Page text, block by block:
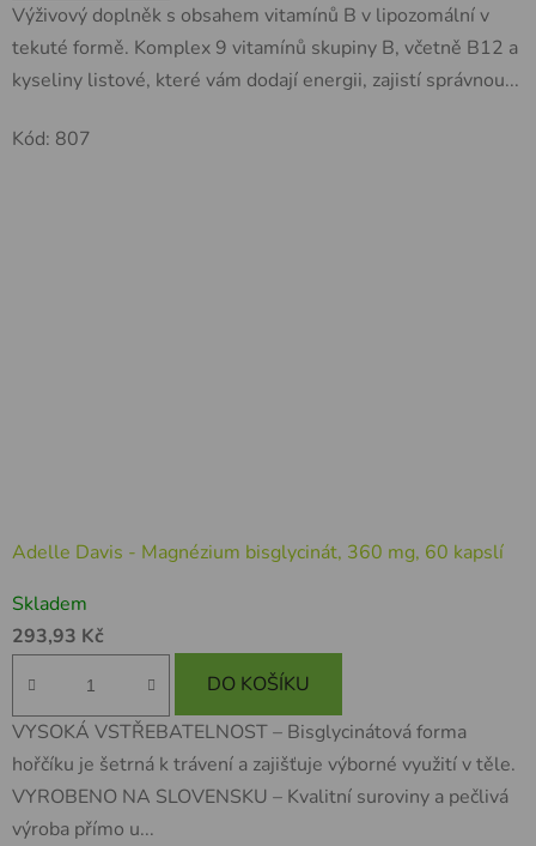
Výživový doplněk s obsahem vitamínů B v lipozomální v
tekuté formě. Komplex 9 vitamínů skupiny B, včetně B12 a
kyseliny listové, které vám dodají energii, zajistí správnou...
Kód: 807
Adelle Davis - Magnézium bisglycinát, 360 mg, 60 kapslí
Skladem
293,93 Kč
DO KOŠÍKU
VYSOKÁ VSTŘEBATELNOST – Bisglycinátová forma
hořčíku je šetrná k trávení a zajišťuje výborné využití v těle.
VYROBENO NA SLOVENSKU – Kvalitní suroviny a pečlivá
výroba přímo u...